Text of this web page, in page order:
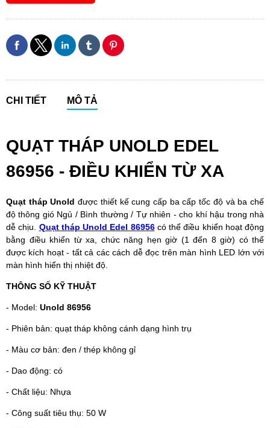
CHI TIẾT MÔ TẢ
QUẠT THÁP UNOLD EDEL
86956 - ĐIỀU KHIỂN TỪ XA
Quạt tháp Unold được thiết kế cung cấp ba cấp tốc độ và ba chế
độ thông gió Ngủ / Bình thường / Tự nhiên - cho khí hậu trong nhà
dễ chịu. Quạt tháp Unold Edel 86956có thể điều khiển hoạt động
bằng điều khiển từ xa, chức năng hẹn giờ (1 đến 8 giờ) có thể
được kích hoạt - tất cả các cách dễ đọc trên màn hình LED lớn với
màn hình hiển thị nhiệt độ.
THÔNG SỐ KỸ THUẬT
- Model: Unold 86956
- Phiên bản: quạt tháp không cánh dạng hình trụ
- Màu cơ bản: đen / thép không gỉ
- Dao động: có
- Chất liệu: Nhựa
- Công suất tiêu thụ: 50 W